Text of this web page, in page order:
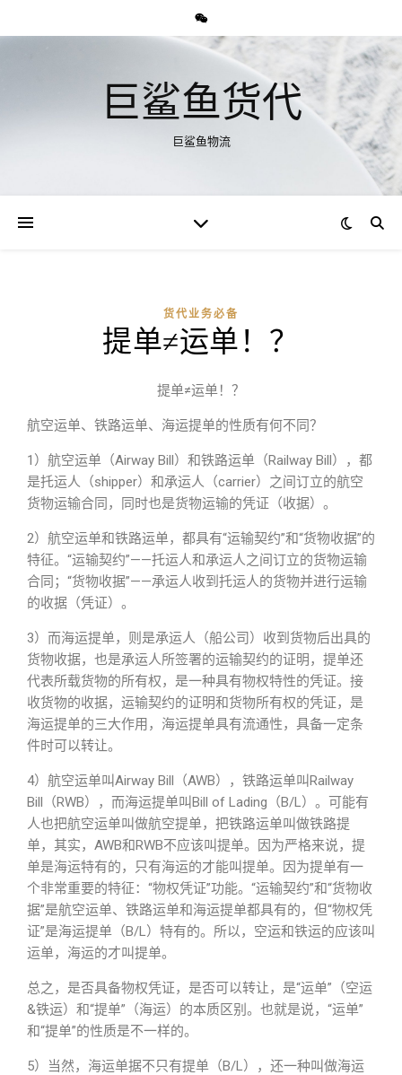
巨鲨鱼货代
巨鲨鱼物流
货代业务必备
提单≠运单！？
提单≠运单！？
航空运单、铁路运单、海运提单的性质有何不同？
1）航空运单（Airway Bill）和铁路运单（Railway Bill），都
是托运人（shipper）和承运人（carrier）之间订立的航空
货物运输合同，同时也是货物运输的凭证（收据）。
2）航空运单和铁路运单，都具有“运输契约”和“货物收据”的
特征。“运输契约”——托运人和承运人之间订立的货物运输
合同；“货物收据”——承运人收到托运人的货物并进行运输
的收据（凭证）。
3）而海运提单，则是承运人（船公司）收到货物后出具的
货物收据，也是承运人所签署的运输契约的证明，提单还
代表所载货物的所有权，是一种具有物权特性的凭证。接
收货物的收据，运输契约的证明和货物所有权的凭证，是
海运提单的三大作用，海运提单具有流通性，具备一定条
件时可以转让。
4）航空运单叫Airway Bill（AWB），铁路运单叫Railway
Bill（RWB），而海运提单叫Bill of Lading（B/L）。可能有
人也把航空运单叫做航空提单，把铁路运单叫做铁路提
单，其实，AWB和RWB不应该叫提单。因为严格来说，提
单是海运特有的，只有海运的才能叫提单。因为提单有一
个非常重要的特征：“物权凭证”功能。“运输契约”和“货物收
据”是航空运单、铁路运单和海运提单都具有的，但“物权凭
证”是海运提单（B/L）特有的。所以，空运和铁运的应该叫
运单，海运的才叫提单。
总之，是否具备物权凭证，是否可以转让，是“运单”（空运
&铁运）和“提单”（海运）的本质区别。也就是说，“运单”
和“提单”的性质是不一样的。
5）当然，海运单据不只有提单（B/L），还一种叫做海运